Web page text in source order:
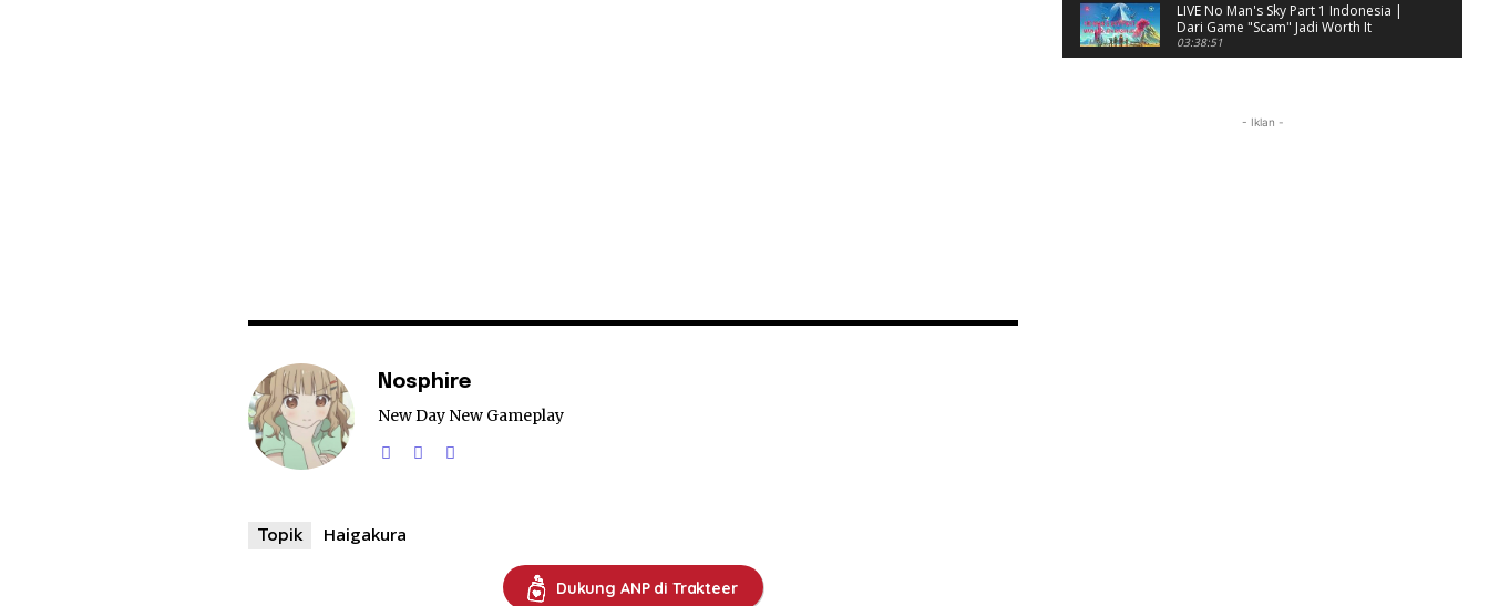
Nosphire
New Day New Gameplay
Topik Haigakura
Dukung ANP di Trakteer
LIVE No Man's Sky Part 1 Indonesia |
Dari Game "Scam" Jadi Worth It
Banget? (Portrait)
03:38:51
- Iklan -